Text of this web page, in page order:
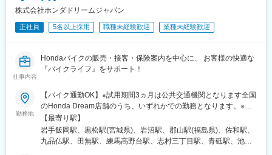
ナミックな活動を展開します。
尚、今回の募集に際し、ご担当頂く業態は主として地域金融機
関・公共法人等を予定しております。その他、一部地方拠点では
す。
て、世界トップレベルの情報力と商品力を誇るモルガン・スタン
レーとのジョイントベンチャーです。さらに、合併を繰り返しな
がら成長してきた当社には、変化に対する柔軟性と人材の多様性
があります。
また、証券会社に求められている、世界レベルのリスク管理能力
株式会社ホンダドリームジャパン
正社員 5名以上採用 職種未経験歓迎 業種未経験歓迎
仕事内容
Hondaバイクの販売・接客・保険案内を中心に、 お客様の快適な
『バイクライフ』をサポート！
勤務地
【バイク通勤OK】※試用期間3ヵ月は公共交通機関となります全国
のHonda Dream店舗のうち、いずれかでの勤務となります。※配
属は居住地を考慮し決定します■岩手県盛岡■宮城県仙台泉／宮城
岩沼■福島県郡山■茨城県水戸北■東京都世田谷／西東京／練馬／
板橋／葛飾／大田／立川■神奈川県磯子／横浜都筑／横浜旭／川崎
【最寄り駅】
岩手飯岡駅、黒松駅(宮城県)、岩沼駅、郡山駅(福島県)、佐和駅、
九品仏駅、田無駅、練馬高野台駅、志村三丁目駅、青砥駅、池上